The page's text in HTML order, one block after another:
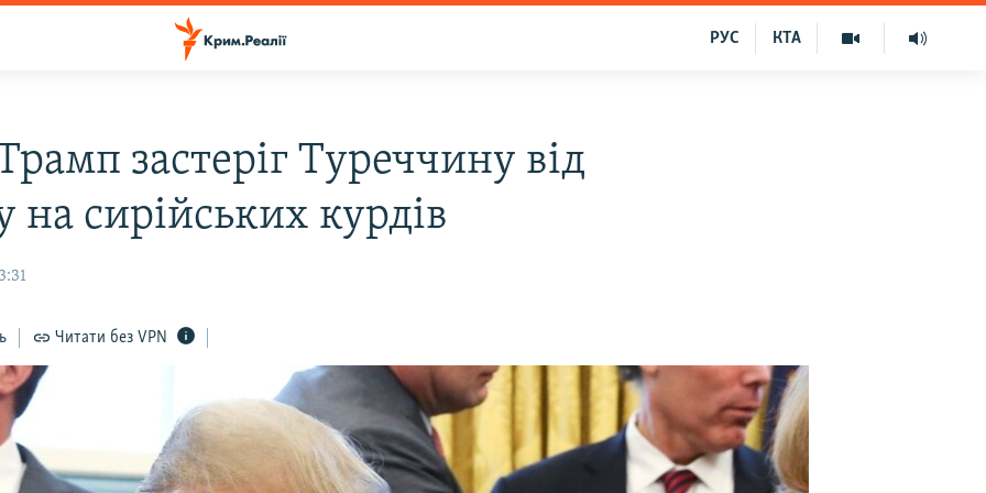
КТА
РУС
застеріг Туреччину від
на сирійських курдів
Читати без VPN